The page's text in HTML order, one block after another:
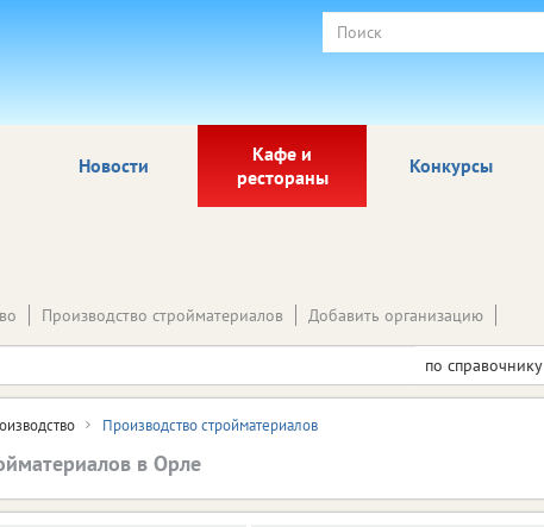
Новости
Кафе и
рестораны
Конкурсы
по справочнику
Производство стройматериалов Добавить организацию
Производство стройматериалов
в Орле